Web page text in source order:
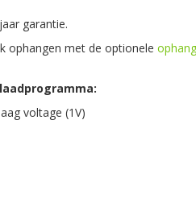
garantie.
ophangen met de optionele
voltage (1V)